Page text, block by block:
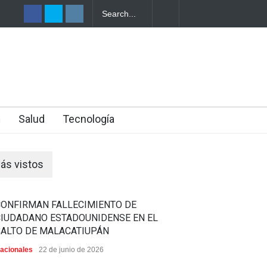
EL
DE SU
Salud Tecnología
vistos
FALLECIMIENTO DE
ESTADOUNIDENSE EN EL
DE MALACATIUPÁN
22 de junio de 2026